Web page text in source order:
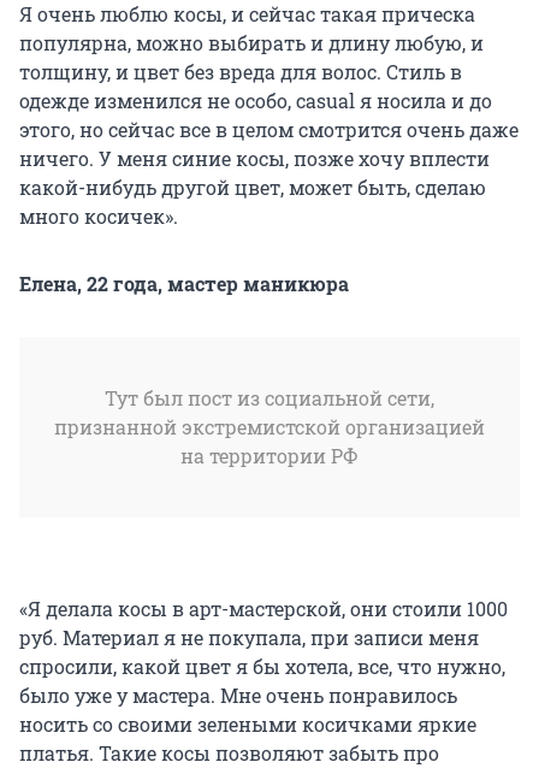
Я очень люблю косы, и сейчас такая прическа
популярна, можно выбирать и длину любую, и
толщину, и цвет без вреда для волос. Стиль в
одежде изменился не особо, casual я носила и до
этого, но сейчас все в целом смотрится очень даже
ничего. У меня синие косы, позже хочу вплести
какой-нибудь другой цвет, может быть, сделаю
много косичек».
Елена, 22 года, мастер маникюра
Тут был пост из социальной сети,
признанной экстремистской организацией
на территории РФ
«Я делала косы в арт-мастерской, они стоили 1000
руб. Материал я не покупала, при записи меня
спросили, какой цвет я бы хотела, все, что нужно,
было уже у мастера. Мне очень понравилось
носить со своими зелеными косичками яркие
платья. Такие косы позволяют забыть про